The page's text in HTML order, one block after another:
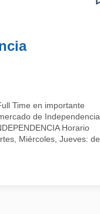
Time en importante
de Independencia
Horario
Miércoles, Jueves: de